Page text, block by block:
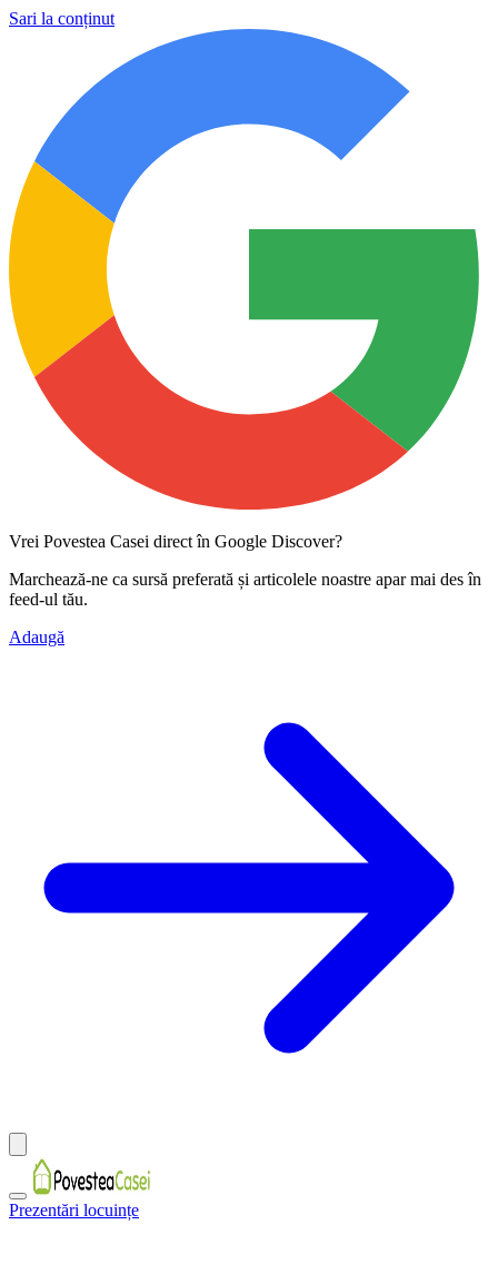
Sari la conținut
Vrei Povestea Casei direct în Google Discover?
Marchează-ne ca sursă preferată și articolele noastre apar mai des în
feed-ul tău.
Adaugă
Prezentări locuințe